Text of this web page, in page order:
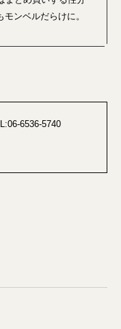
ンベルだらけに。
6536-5740